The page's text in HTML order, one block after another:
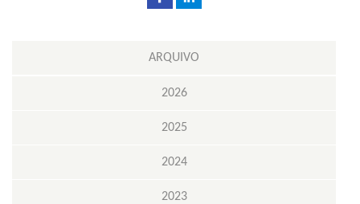
ARQUIVO
2026
2025
2024
2023